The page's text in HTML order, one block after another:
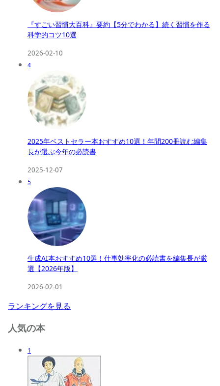
『すごい習慣大百科』要約【5分でわかる】続く習慣を作る
科学的コツ10選
2026-02-10
4
2025年ベストセラー本おすすめ10選！年間200冊読む編集
長が選ぶ今年の必読書
2025-12-07
5
生成AI本おすすめ10選！仕事効率化の必読書を編集長が厳
選【2026年版】
2026-02-01
ランキングを見る
人気の本
1